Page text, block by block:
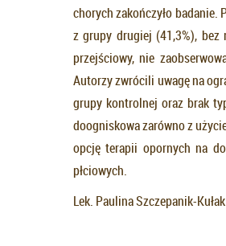
chorych zakończyło badanie.
z grupy drugiej (41,3%), bez
przejściowy, nie
Autorzy zwrócili uwagę na
grupy kontrolnej oraz brak
doogniskowa zarówno z
opcję terapii opornych na
płciowych.
Lek. Paulina Szczepanik-Kułak